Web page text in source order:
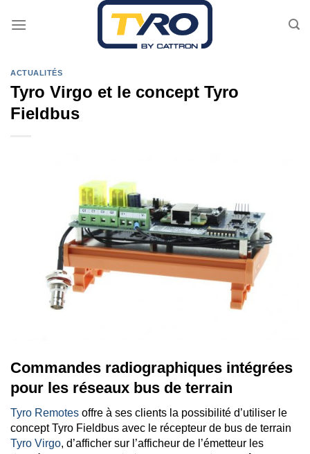
ACTUALITÉS
Tyro Virgo et le concept Tyro
Fieldbus
Commandes radiographiques intégrées
pour les réseaux bus de terrain
Tyro Remotes offre à ses clients la possibilité d’utiliser le
concept Tyro Fieldbus avec le récepteur de bus de terrain
Tyro Virgo, d’afficher sur l’afficheur de l’émetteur les